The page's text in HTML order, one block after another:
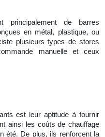
principalement de barres
en métal, plastique, ou
plusieurs types de stores
manuelle et ceux
est leur aptitude à fournir
ainsi les coûts de chauffage
été. De plus, ils renforcent la